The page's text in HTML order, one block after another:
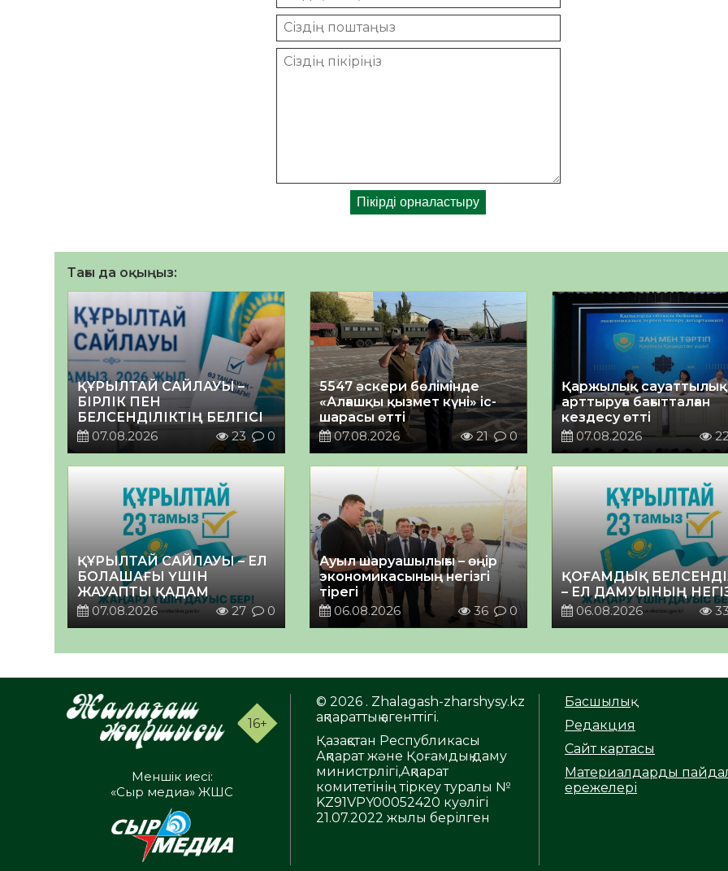
Тағы да оқыңыз:
ҚҰРЫЛТАЙ САЙЛАУЫ –
БІРЛІК ПЕН
БЕЛСЕНДІЛІКТІҢ БЕЛГІСІ
07.08.2026
23 0
5547 әскери бөлімінде
«Алғашқы қызмет күні» іс-
шарасы өтті
07.08.2026
21 0
Қаржылық
арттыруға бағытталған
кездесу өтті
07.08.2026
ҚҰРЫЛТАЙ САЙЛАУЫ – ЕЛ
БОЛАШАҒЫ ҮШІН
ЖАУАПТЫ ҚАДАМ
07.08.2026
27 0
Ауыл шаруашылығы – өңір
экономикасының негізгі
тірегі
06.08.2026
36 0
ҚОҒАМДЫҚ
– ЕЛ ДАМУЫНЫҢ
06.08.2026
33
16+
Меншік иесі:
«Сыр медиа» ЖШС
© 2026 . Zhalagash-zharshysy.kz
ақпараттық агенттігі.
Қазақстан Республикасы
Ақпарат және Қоғамдық даму
министрлігі,Ақпарат
комитетінің тіркеу туралы №
KZ91VPY00052420 куәлігі
21.07.2022 жылы берілген
Басшылық
Редакция
Сайт картасы
Материалдарды
ережелері